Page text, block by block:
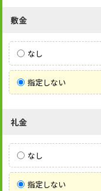
敷金
なし
指定しない
礼金
なし
指定しない